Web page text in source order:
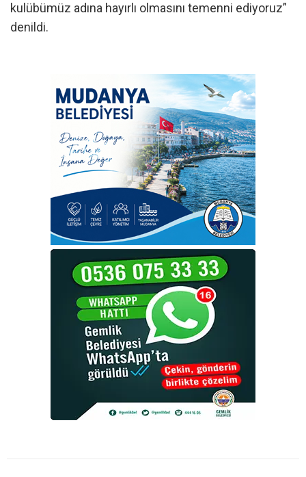
kulübümüz adına hayırlı olmasını temenni ediyoruz”
denildi.